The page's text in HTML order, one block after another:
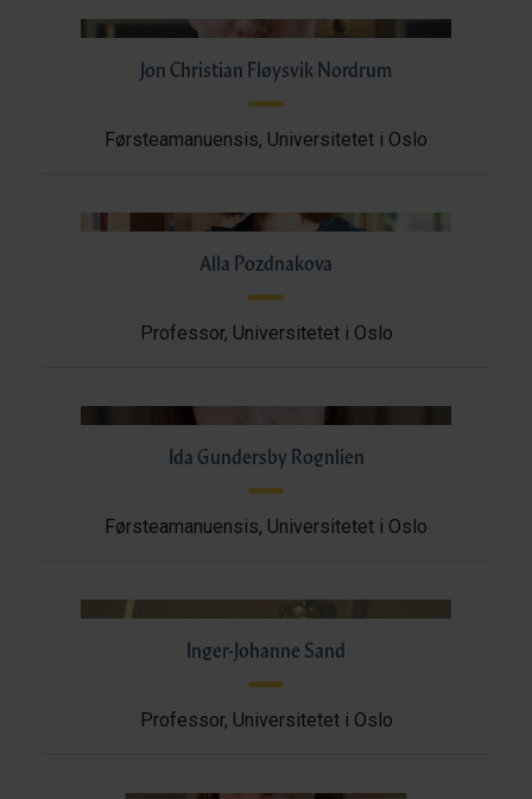
Jon Christian Fløysvik Nordrum
Førsteamanuensis, Universitetet i Oslo
Alla Pozdnakova
Professor, Universitetet i Oslo
Ida Gundersby Rognlien
Førsteamanuensis, Universitetet i Oslo
Inger-Johanne Sand
Professor, Universitetet i Oslo